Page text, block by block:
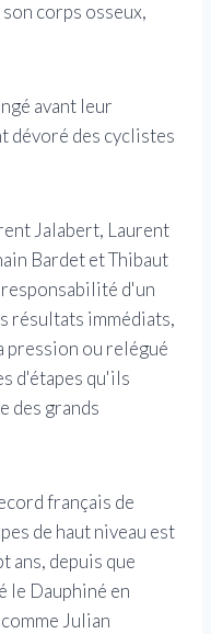
corps osseux,
avant leur
dévoré des cyclistes
Jalabert, Laurent
Bardet et Thibaut
d'un
résultats immédiats,
pression ou relégué
d'étapes qu'ils
des grands
français de
de haut niveau est
ans, depuis que
le Dauphiné en
Julian